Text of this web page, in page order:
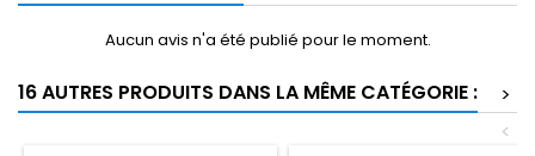
Aucun avis n'a été publié pour le moment.
16 AUTRES PRODUITS DANS LA MÊME CATÉGORIE :
>
<